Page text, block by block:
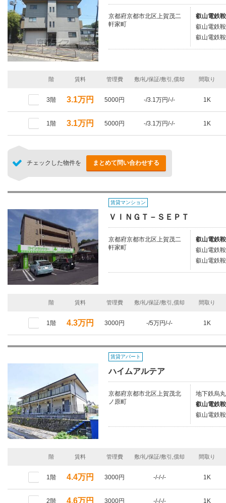
京都府京都市北区上賀茂二
軒家町
叡山電鉄
叡山電鉄
叡山電鉄
階 賃料 管理費 敷/礼/保証/敷引,償却 間取り
3階 3.1万円 5000円 -/3.1万円/-/- 1K
1階 3.1万円 5000円 -/3.1万円/-/- 1K
チェックした物件を まとめて問い合わせする
賃貸マンション
ＶＩＮＧＴ－ＳＥＰＴ
京都府京都市北区上賀茂二
軒家町
叡山電鉄
叡山電鉄
叡山電鉄
階 賃料 管理費 敷/礼/保証/敷引,償却 間取り
1階 4.3万円 3000円 -/5万円/-/- 1K
賃貸アパート
ハイムアルテア
京都府京都市北区上賀茂北
ノ原町
地下鉄烏
叡山電鉄
叡山電鉄
階 賃料 管理費 敷/礼/保証/敷引,償却 間取り
1階 4.4万円 3000円 -/-/-/- 1K
2階 4.6万円 3000円 -/-/-/- 1K